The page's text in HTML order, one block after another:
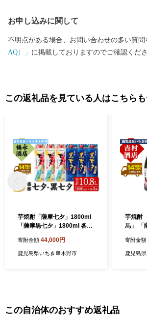
お申し込みに関して
不明点がある場合、お問い合わせの多い質問
AQ）」 に掲載しておりますのでご確認くださ
この返礼品を見ている人はこちら
芋焼酎「薩摩七夕」1800ml
「薩摩黒七夕」1800ml 各3
お届け! 田崎酒造 鹿児島 本格
芋焼酎 七夕シリーズ 飲み比
寄附金額 44,000円
鹿児島県いちき串木野市
芋焼酎
馬」 「
5度 飲
本格芋
寄附金額
鹿児島
この自治体のおすすめ返礼品